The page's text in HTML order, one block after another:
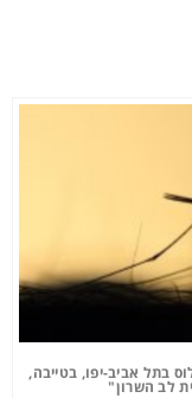
בתל אביב-יפו, בטייבה,
לב השרון"